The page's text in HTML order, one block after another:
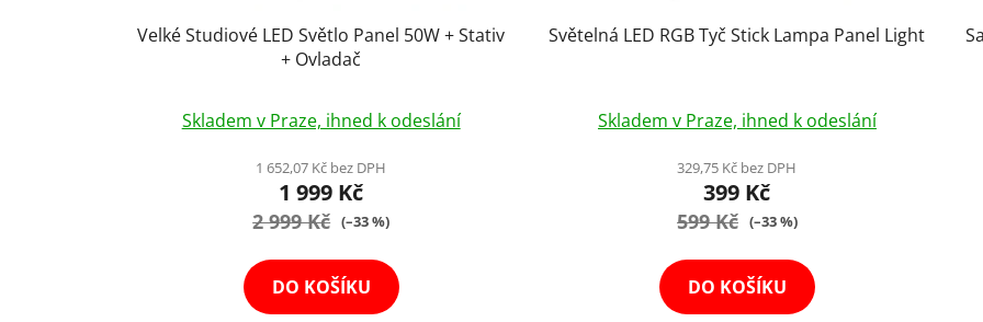
Velké Studiové LED Světlo Panel 50W + Stativ
+ Ovladač
Skladem v Praze, ihned k odeslání
1 652,07 Kč bez DPH
1 999 Kč
2 999 Kč (–33 %)
DO KOŠÍKU
Světelná LED RGB Tyč Stick Lampa Panel Light
hodnocení
produktu
je
4,3
5
hvězdiček.
Skladem v Praze, ihned k odeslání
329,75 Kč bez DPH
399 Kč
599 Kč (–33 %)
DO KOŠÍKU